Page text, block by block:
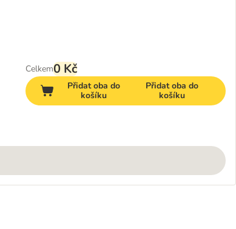
Celkem0 Kč
Přidat oba do
košíku
Přidat oba do
košíku